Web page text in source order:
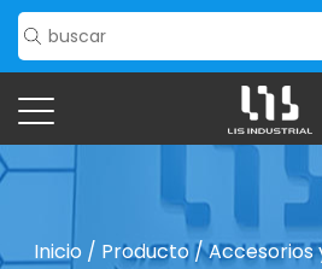
Inicio / Producto/Accesorios